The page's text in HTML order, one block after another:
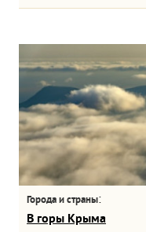
Города и страны:
В горы Крыма